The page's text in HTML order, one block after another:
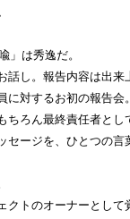
」は秀逸だ。
し。報告内容は出来
対するお初の報告会。
ろん最終責任者とし
セージを、ひとつの
クトのオーナーとし